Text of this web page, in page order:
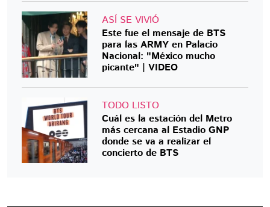
ASÍ SE VIVIÓ
Este fue el mensaje de BTS
para las ARMY en Palacio
Nacional: "México mucho
picante" | VIDEO
TODO LISTO
Cuál es la estación del Metro
más cercana al Estadio GNP
donde se va a realizar el
concierto de BTS